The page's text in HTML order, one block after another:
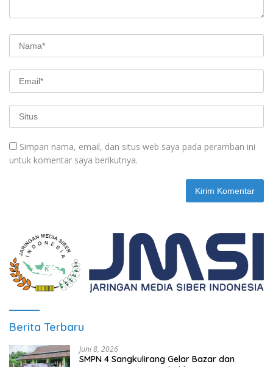
Simpan nama, email, dan situs web saya pada peramban ini
untuk komentar saya berikutnya.
Berita Terbaru
Juni 8, 2026
SMPN 4 Sangkulirang Gelar Bazar dan